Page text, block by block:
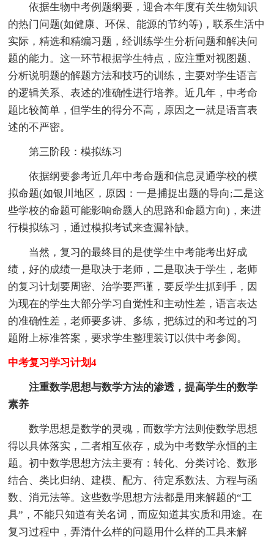
依据生物中考例题纲要，迎合本年度有关生物知识
的热门问题(如健康、环保、能源的节约等)，联系生活中
实际，精选和精编习题，经训练学生分析问题和解决问
题的能力。这一环节根据学生特点，应注重对视图题、
分析说明题的解题方法和技巧的训练，主要对学生语言
的逻辑关系、表述的准确性进行培养。近几年，中考命
题比较简单，但学生的得分不高，原因之一就是语言表
述的不严密。
第三阶段：模拟练习
依据纲要参考近几年中考命题和信息灵通学校的模
拟命题(如银川地区，原因：一是捕捉出题的导向;二是这
些学校的命题可能影响命题人的思路和命题方向)，来进
行模拟练习，通过模拟考试来查漏补缺。
当然，复习的最终目的是使学生中考能考出好成
绩，好的成绩一是取决于老师，二是取决于学生，老师
的复习计划要周密、治学要严谨，要反学生抓到手，因
为现在的学生大部分学习自觉性和主动性差，语言表达
的准确性差，老师要多讲、多练，把练过的和考过的习
题附上标准答案，要求学生整理装订以供中考参阅。
中考复习学习计划4
注重数学思想与数学方法的渗透，提高学生的数学
素养
数学思想是数学的灵魂，而数学方法则使数学思想
得以具体落实，二者相互依存，成为中考数学永恒的主
题。初中数学思想方法主要有：转化、分类讨论、数形
结合、类比归纳、建模、配方、待定系数法、方程与函
数、消元法等。这些数学思想方法都是用来解题的“工
具”，不能只知道有关名词，而应知道其实质和用途。在
复习过程中，弄清什么样的问题用什么样的工具来解